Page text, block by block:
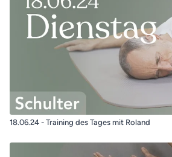
18.06.24 - Training des Tages mit Roland